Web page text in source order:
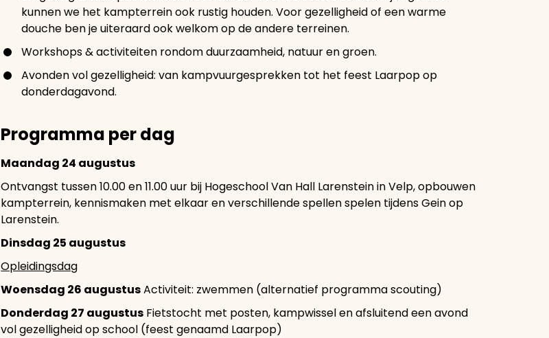
kunnen we het kampterrein ook rustig houden. Voor gezelligheid of een warme
douche ben je uiteraard ook welkom op de andere terreinen.
Workshops & activiteiten rondom duurzaamheid, natuur en groen.
Avonden vol gezelligheid: van kampvuurgesprekken tot het feest Laarpop op
donderdagavond.
Programma per dag
Maandag 24 augustus
Ontvangst tussen 10.00 en 11.00 uur bij Hogeschool Van Hall Larenstein in Velp, opbouwen
kampterrein, kennismaken met elkaar en verschillende spellen spelen tijdens Gein op
Larenstein.
Dinsdag 25 augustus
Opleidingsdag
Woensdag 26 augustusActiviteit: zwemmen (alternatief programma scouting)
Donderdag 27 augustus Fietstocht met posten, kampwissel en afsluitend een avond
vol gezelligheid op school (feest genaamd Laarpop)